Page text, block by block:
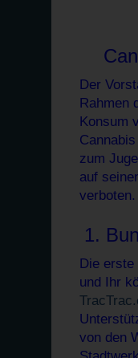
Der
Rahmen
Konsum
zum
auf
verboten.
1.
Die
und Ihr
von den